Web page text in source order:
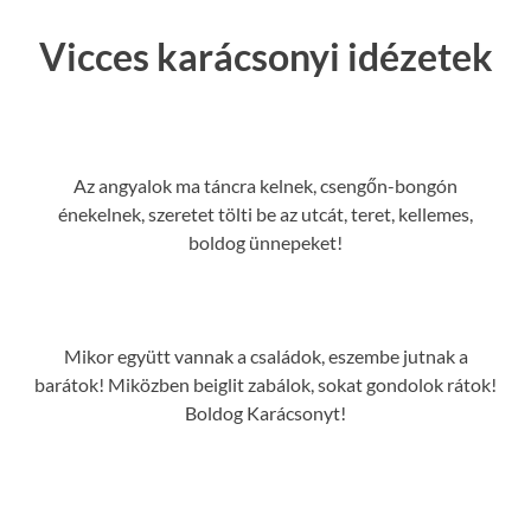
Vicces karácsonyi idézetek
Az angyalok ma táncra kelnek, csengőn-bongón
énekelnek, szeretet tölti be az utcát, teret, kellemes,
boldog ünnepeket!
Mikor együtt vannak a családok, eszembe jutnak a
barátok! Miközben beiglit zabálok, sokat gondolok rátok!
Boldog Karácsonyt!